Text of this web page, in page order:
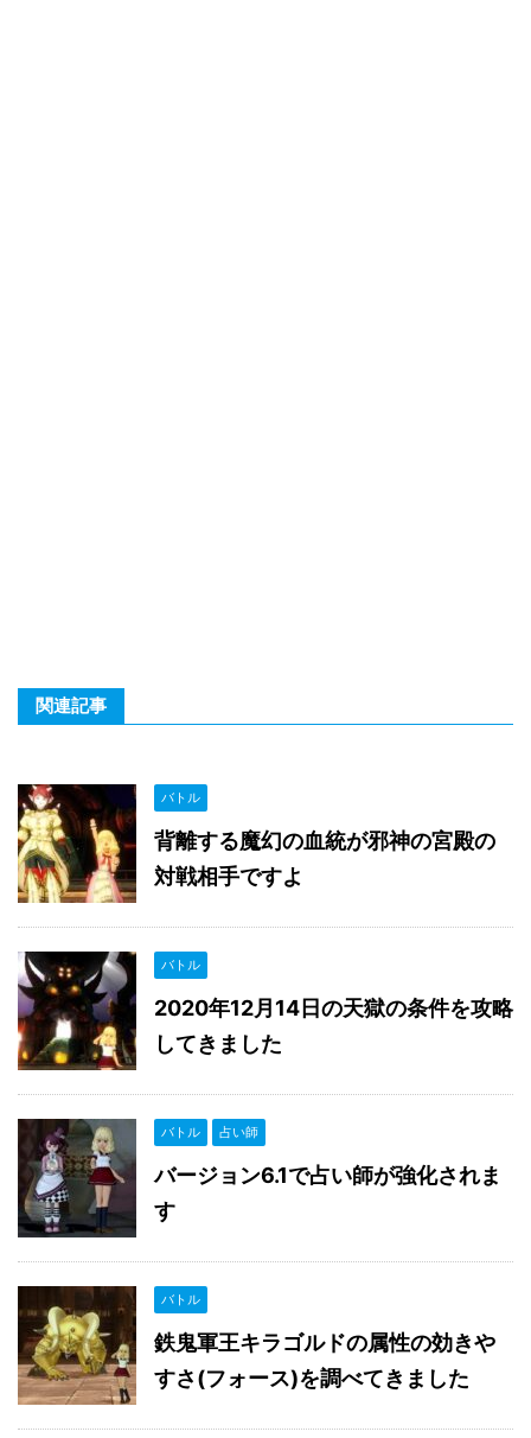
関連記事
バトル
背離する魔幻の血統が邪神の宮殿の
対戦相手ですよ
バトル
2020年12月14日の天獄の条件を攻略
してきました
バトル 占い師
バージョン6.1で占い師が強化されま
す
バトル
鉄鬼軍王キラゴルドの属性の効きや
すさ(フォース)を調べてきました